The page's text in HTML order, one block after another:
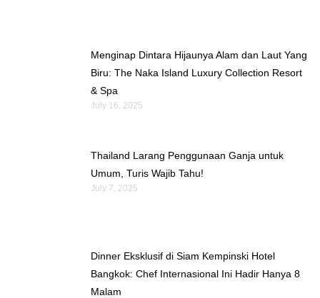
Menginap Dintara Hijaunya Alam dan Laut Yang
Biru: The Naka Island Luxury Collection Resort
& Spa
July 16, 2025
Thailand Larang Penggunaan Ganja untuk
Umum, Turis Wajib Tahu!
July 7, 2025
Dinner Eksklusif di Siam Kempinski Hotel
Bangkok: Chef Internasional Ini Hadir Hanya 8
Malam